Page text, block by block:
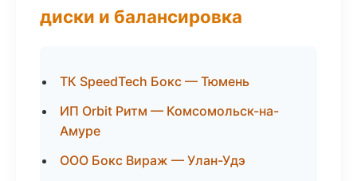
диски и балансировка
ТК SpeedTech Бокс — Тюмень
ИП Orbit Ритм — Комсомольск-на-
Амуре
ООО Бокс Вираж — Улан-Удэ